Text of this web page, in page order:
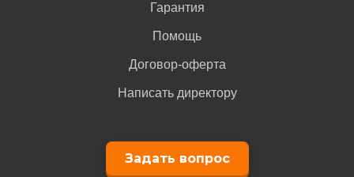
Гарантия
Помощь
Договор-оферта
Написать директору
Задать вопрос